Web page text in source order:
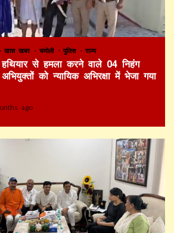
खास खबर चमोली पुलिस राज्य
हथियार से हमला करने वाले 04 निहंग
अभियुक्तों को न्यायिक अभिरक्षा में भेजा गया
ago